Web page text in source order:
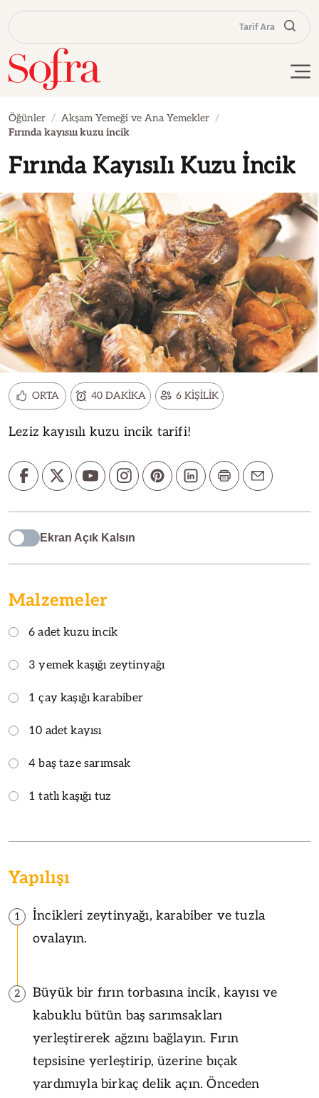
Tarif Ara
Öğünler
Akşam Yemeği ve Ana Yemekler
Fırında kayısııı kuzu incik
Fırında KayısıIı Kuzu İncik
ORTA 40 DAKİKA 6 KİŞİLİK
Leziz kayısılı kuzu incik tarifi!
Ekran Açık Kalsın
Malzemeler
6 adet kuzu incik
3 yemek kaşığı zeytinyağı
1 çay kaşığı karabiber
10 adet kayısı
4 baş taze sarımsak
1 tatlı kaşığı tuz
Yapılışı
1
İncikleri zeytinyağı, karabiber ve tuzla
ovalayın.
2
Büyük bir fırın torbasına incik, kayısı ve
kabuklu bütün baş sarımsakları
yerleştirerek ağzını bağlayın. Fırın
tepsisine yerleştirip, üzerine bıçak
yardımıyla birkaç delik açın. Önceden